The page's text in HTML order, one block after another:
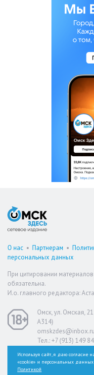
О нас • Партнерам •
персональных данных
При цитировании
обязательна.
И.о. главного редактора:
Омск, ул. Омская,
А314)
omskzdes@inbox.ru
Тел.: +7 (913) 149
Версия для
Используя сайт, я даю согласие
«cookie» и персональных данных
Политикой